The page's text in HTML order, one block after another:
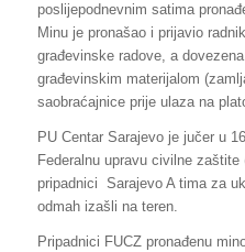
poslijepodnevnim satima
Minu je pronašao i prijavio
građevinske radove, a
građevinskim materijalom
saobraćajnice prije ulaza na
PU Centar Sarajevo je jučer u
Federalnu upravu civilne
pripadnici Sarajevo A tima za
odmah izašli na teren.
Pripadnici FUCZ pronađenu